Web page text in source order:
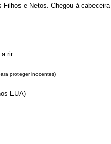
e Netos. Chegou à
rir.
proteger inocentes)
EUA)